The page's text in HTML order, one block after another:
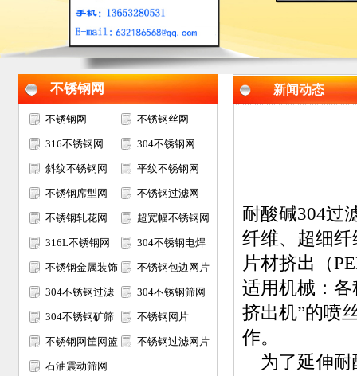
不锈钢网
不锈钢网 不锈钢丝网
316不锈钢网 304不锈钢网
斜纹不锈钢网 平纹不锈钢网
不锈钢席型网 不锈钢过滤网
不锈钢轧花网 超宽幅不锈钢网
316L不锈钢网 304不锈钢电焊
网
不锈钢金属装饰
网
不锈钢包边网片
304不锈钢过滤
网筒
304不锈钢筛网
304不锈钢矿筛
网
不锈钢网片
不锈钢网筐网篮 不锈钢过滤网片
石油震动筛网
新闻动态
耐酸碱304过
纤维、超细
片材挤出（
适用机械：
挤出机”的喷
作。
为了延伸耐